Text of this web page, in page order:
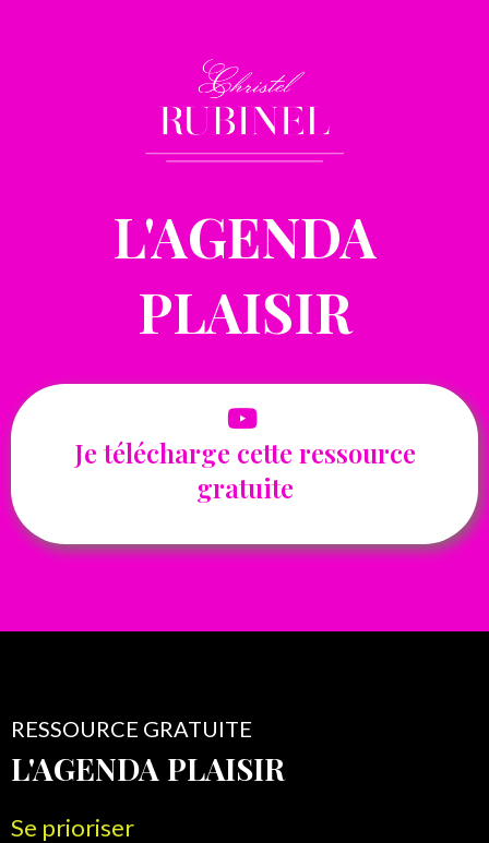
L'AGENDA
PLAISIR
Je télécharge cette ressource
gratuite
RESSOURCE GRATUITE
L'AGENDA PLAISIR
Se prioriser